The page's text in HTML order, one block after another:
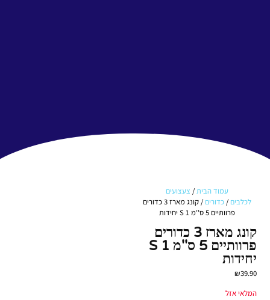
עמוד הבית/ צעצועים
לכלבים /כדורים
/ קונג מארז 3 כדורים
פרוותיים 5 ס''מ S 1 יחידות
קונג מארז 3 כדורים
פרוותיים 5 ס''מ S 1
יחידות
₪39.90
המלאי אזל